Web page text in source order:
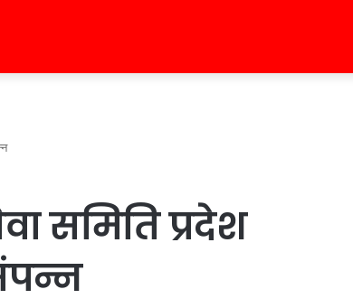
समिति प्रदेश